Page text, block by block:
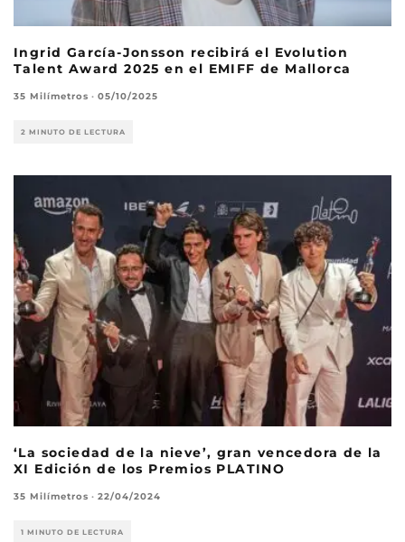
Ingrid García-Jonsson recibirá el Evolution
Talent Award 2025 en el EMIFF de Mallorca
35 Milímetros · 05/10/2025
2 MINUTO DE LECTURA
‘La sociedad de la nieve’, gran vencedora de la
XI Edición de los Premios PLATINO
35 Milímetros · 22/04/2024
1 MINUTO DE LECTURA